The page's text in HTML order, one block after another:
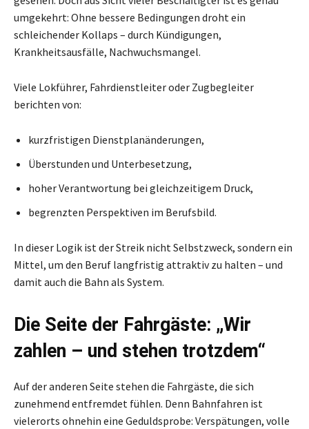
umgekehrt: Ohne bessere Bedingungen droht ein
schleichender Kollaps – durch Kündigungen,
Krankheitsausfälle, Nachwuchsmangel.
Viele Lokführer, Fahrdienstleiter oder Zugbegleiter
berichten von:
kurzfristigen Dienstplanänderungen,
Überstunden und Unterbesetzung,
hoher Verantwortung bei gleichzeitigem Druck,
begrenzten Perspektiven im Berufsbild.
In dieser Logik ist der Streik nicht Selbstzweck, sondern ein
Mittel, um den Beruf langfristig attraktiv zu halten – und
damit auch die Bahn als System.
Die Seite der Fahrgäste: „Wir
zahlen – und stehen trotzdem“
Auf der anderen Seite stehen die Fahrgäste, die sich
zunehmend entfremdet fühlen. Denn Bahnfahren ist
vielerorts ohnehin eine Geduldsprobe: Verspätungen, volle